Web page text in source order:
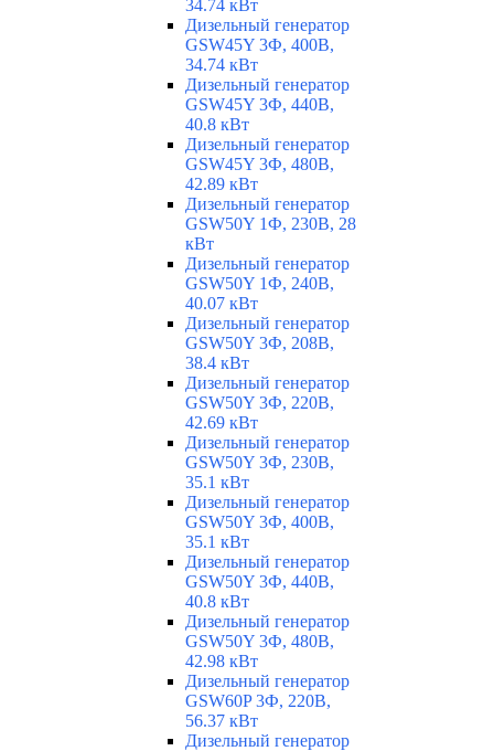
34.74 кВт
Дизельный генератор
GSW45Y 3Ф, 400В,
34.74 кВт
Дизельный генератор
GSW45Y 3Ф, 440В,
40.8 кВт
Дизельный генератор
GSW45Y 3Ф, 480В,
42.89 кВт
Дизельный генератор
GSW50Y 1Ф, 230В, 28
кВт
Дизельный генератор
GSW50Y 1Ф, 240В,
40.07 кВт
Дизельный генератор
GSW50Y 3Ф, 208В,
38.4 кВт
Дизельный генератор
GSW50Y 3Ф, 220В,
42.69 кВт
Дизельный генератор
GSW50Y 3Ф, 230В,
35.1 кВт
Дизельный генератор
GSW50Y 3Ф, 400В,
35.1 кВт
Дизельный генератор
GSW50Y 3Ф, 440В,
40.8 кВт
Дизельный генератор
GSW50Y 3Ф, 480В,
42.98 кВт
Дизельный генератор
GSW60P 3Ф, 220В,
56.37 кВт
Дизельный генератор